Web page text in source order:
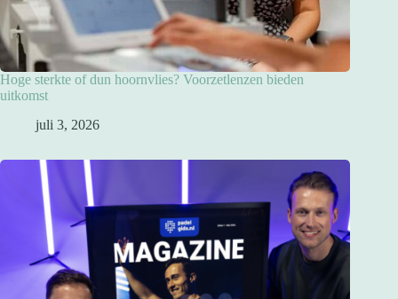
Hoge sterkte of dun hoornvlies? Voorzetlenzen bieden
uitkomst
juli 3, 2026